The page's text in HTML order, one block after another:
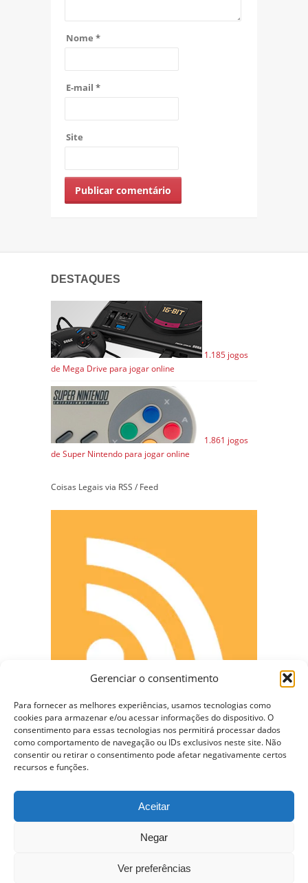
Gerenciar o consentimento
Para fornecer as melhores experiências, usamos tecnologias como
cookies para armazenar e/ou acessar informações do dispositivo. O
consentimento para essas tecnologias nos permitirá processar dados
como comportamento de navegação ou IDs exclusivos neste site. Não
consentir ou retirar o consentimento pode afetar negativamente certos
recursos e funções.
Aceitar
Negar
Ver preferências
Nome *
E-mail *
Site
DESTAQUES
1.185 jogos
de Mega Drive para jogar online
1.861 jogos
de Super Nintendo para jogar online
Coisas Legais via RSS / Feed
CONECTE-SE
Copyright © 2009 - 2023 Somente Coisas Legais.
Nossa Hospedagem WordPress VPS de $10 dólares –